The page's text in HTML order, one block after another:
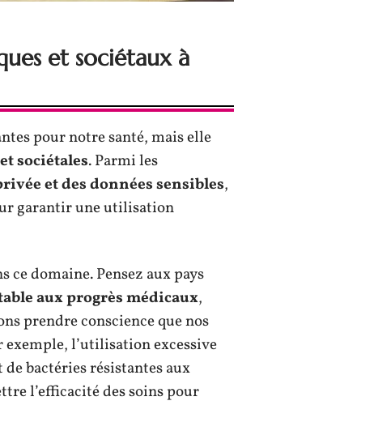
et sociétaux à
pour notre santé, mais elle
sociétales. Parmi les
et des données sensibles,
garantir une utilisation
ce domaine. Pensez aux pays
aux progrès médicaux,
prendre conscience que nos
l’utilisation excessive
bactéries résistantes aux
l’efficacité des soins pour